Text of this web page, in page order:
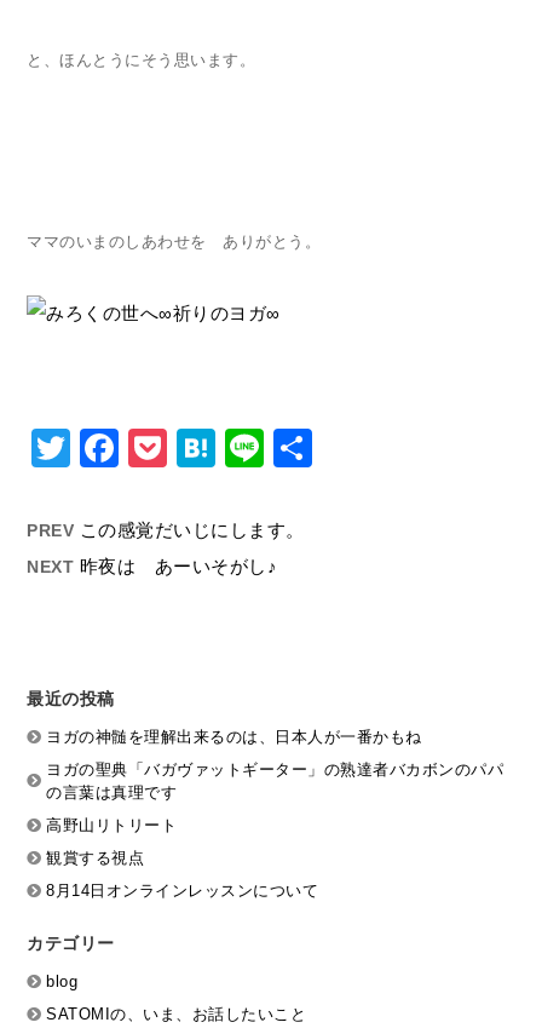
と、ほんとうにそう思います。
ママのいまのしあわせを ありがとう。
Twitter
Facebook
Pocket
Hatena
Line
PREV この感覚だいじにします。
NEXT 昨夜は あーいそがし♪
最近の投稿
ヨガの神髄を理解出来るのは、日本人が一番かもね
ヨガの聖典「バガヴァットギーター」の熟達者バカボンのパパ
の言葉は真理です
高野山リトリート
観賞する視点
8月14日オンラインレッスンについて
カテゴリー
blog
SATOMIの、いま、お話したいこと